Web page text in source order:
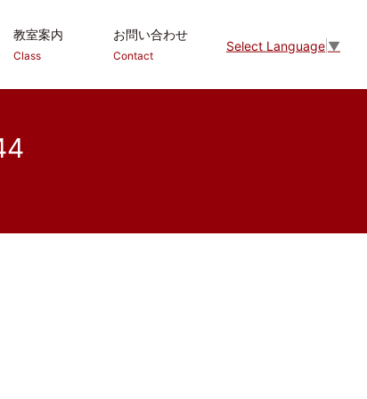
Select Language ▼
教室案内
Class
お問い合わせ
Contact